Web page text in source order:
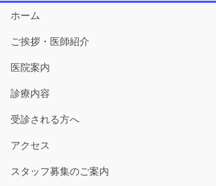
ホーム
ご挨拶・医師紹介
医院案内
診療内容
受診される方へ
アクセス
スタッフ募集のご案内